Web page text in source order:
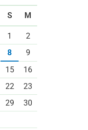
S M
1
2
8
9
15
16
22
23
29
30